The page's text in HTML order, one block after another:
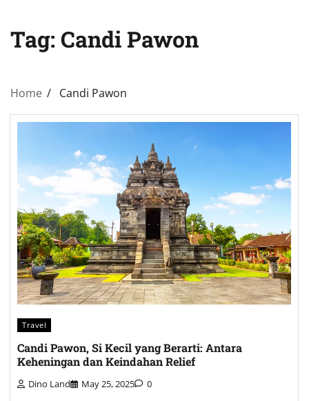
Tag: Candi Pawon
Home Candi Pawon
Travel
Candi Pawon, Si Kecil yang Berarti: Antara
Keheningan dan Keindahan Relief
Dino Land May 25, 2025 0